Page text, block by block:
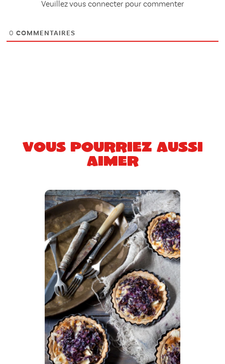
Veuillez vous connecter pour commenter
0 COMMENTAIRES
Vous pourriez aussi
aimer